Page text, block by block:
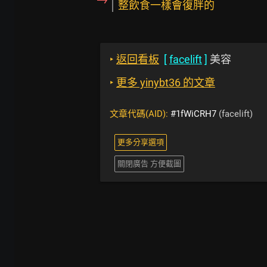
整飲食一樣會復胖的
‣ 返回看板 [facelift] 美容
‣ 更多 yinybt36 的文章
文章代碼(AID): #1fWiCRH7 (facelift)
更多分享選項
關閉廣告 方便截圖